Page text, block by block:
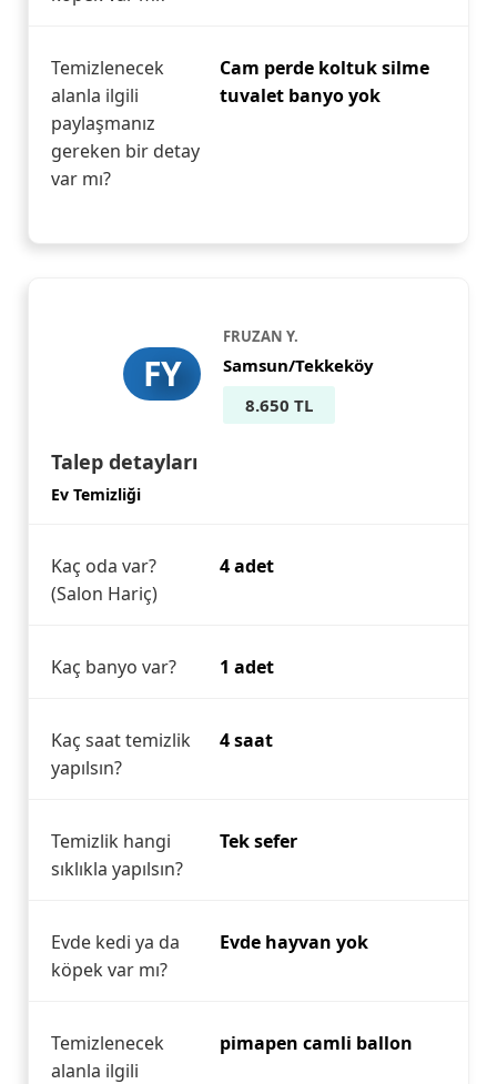
Temizlenecek
alanla ilgili
paylaşmanız
gereken bir detay
var mı?
Cam perde koltuk silme
tuvalet banyo yok
FY
FRUZAN Y.
Samsun/Tekkeköy
8.650 TL
Talep detayları
Ev Temizliği
Kaç oda var?
(Salon Hariç)
4 adet
Kaç banyo var? 1 adet
Kaç saat temizlik
yapılsın?
4 saat
Temizlik hangi
sıklıkla yapılsın?
Tek sefer
Evde kedi ya da
köpek var mı?
Evde hayvan yok
Temizlenecek
alanla ilgili
pimapen camli ballon